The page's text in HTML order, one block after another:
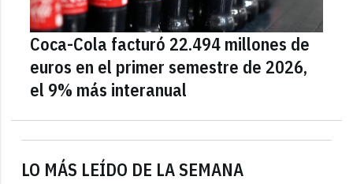
LO MÁS LEÍDO DE LA SEMANA
Coca-Cola facturó 22.494 millones de
euros en el primer semestre de 2026,
el 9% más interanual